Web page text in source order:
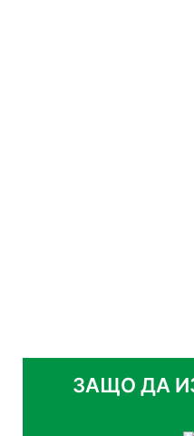
ЗАЩО ДА